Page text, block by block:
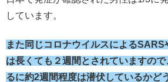
しています。
また同じコロナウイルスによるSARS
は長くても２週間とされていますの
るに約2週間程度は潜伏しているかど